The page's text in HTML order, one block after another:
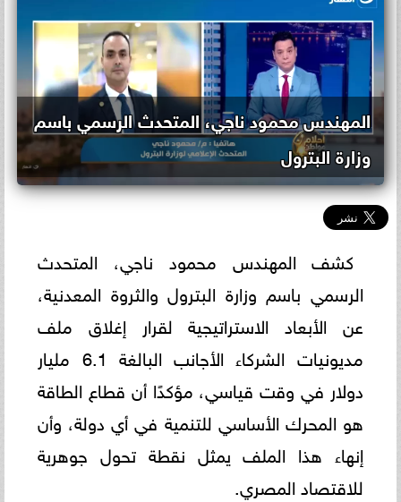
المهندس محمود ناجي، المتحدث الرسمي باسم
وزارة البترول
كشف المهندس محمود ناجي، المتحدث
الرسمي باسم وزارة البترول والثروة المعدنية،
عن الأبعاد الاستراتيجية لقرار إغلاق ملف
مديونيات الشركاء الأجانب البالغة 6.1 مليار
دولار في وقت قياسي، مؤكدًا أن قطاع الطاقة
هو المحرك الأساسي للتنمية في أي دولة، وأن
إنهاء هذا الملف يمثل نقطة تحول جوهرية
للاقتصاد المصري.